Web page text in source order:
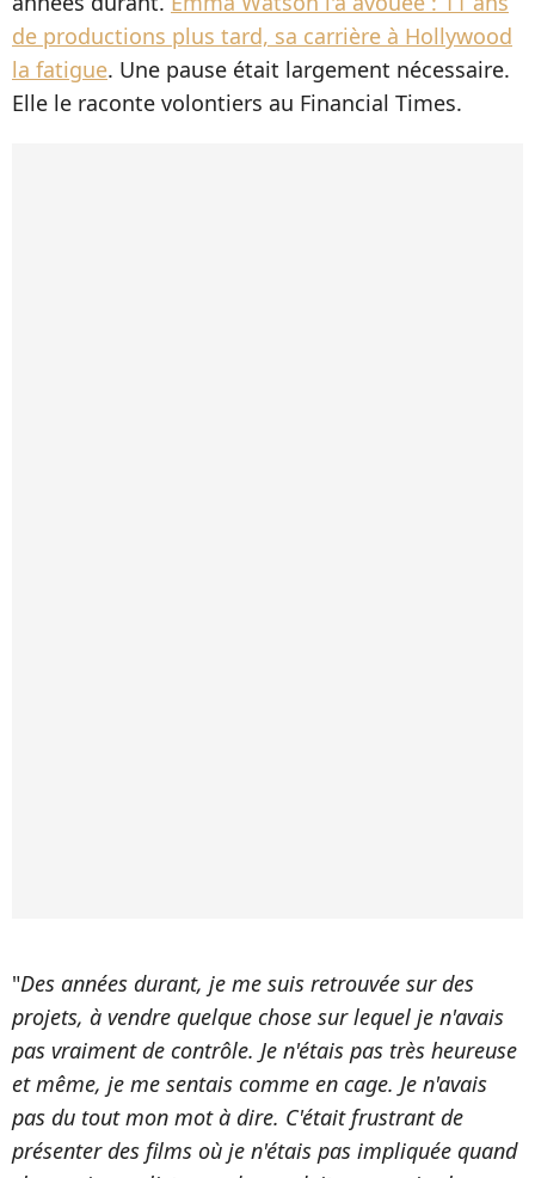
de productions plus tard, sa carrière à Hollywood
la fatigue. Une pause était largement nécessaire.
Elle le raconte volontiers au Financial Times.
"Des années durant, je me suis retrouvée sur des
projets, à vendre quelque chose sur lequel je n'avais
pas vraiment de contrôle. Je n'étais pas très heureuse
et même, je me sentais comme en cage. Je n'avais
pas du tout mon mot à dire. C'était frustrant de
présenter des films où je n'étais pas impliquée quand